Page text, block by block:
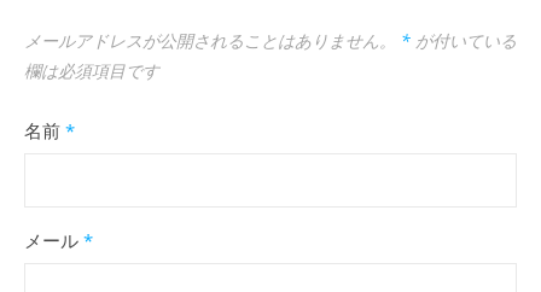
メールアドレスが公開されることはありません。 * が付いている
欄は必須項目です
名前 *
メール *